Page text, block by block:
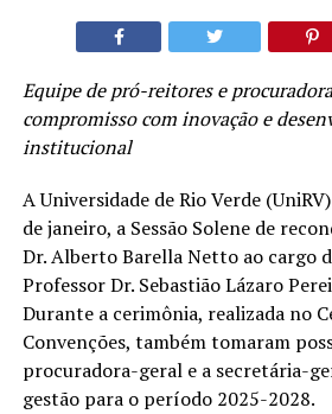
Equipe de pró-reitores e
compromisso com inovação e
institucional
A Universidade de Rio Verde
de janeiro, a Sessão Solene de
Dr. Alberto Barella Netto ao cargo
Professor Dr. Sebastião Lázaro
Durante a cerimônia, realizada no
Convenções, também tomaram
procuradora-geral e a secretária-
gestão para o período 2025-2028.